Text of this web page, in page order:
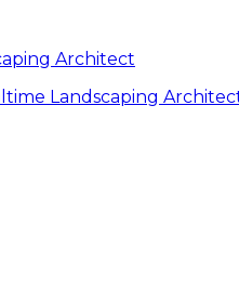
Architect
Landscaping